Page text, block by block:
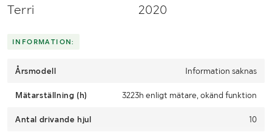
Terri 2020
INFORMATION:
Årsmodell Information saknas
Mätarställning (h) 3223h enligt mätare, okänd funktion
Antal drivande hjul 10